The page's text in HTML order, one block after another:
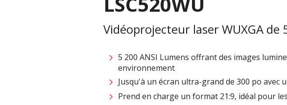
Vidéoprojecteur laser WUXGA de
5 200 ANSI Lumens offrant des images
environnement
Jusqu'à un écran ultra-grand de 300 po avec
Prend en charge un format 21:9, idéal pour